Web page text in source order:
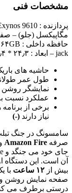
مشخصات فنی
jack – ابعاد : ۲۴٫۳ * ۱۵٫۴ * ۰٫۷ سانتی متر – وزن : ۴۵۳ گرم
حاشیه های
طول عمر
نمایشگر روشن
عملکرد نسبت
برخی از برنامه
نیاز دارند (-)
سامسونگ در جنگ
صرفه
آن است. این دستگاه
بیش از ۱۲ ساعت
با
صفحه نمایش روشن و
درستی برطرف می